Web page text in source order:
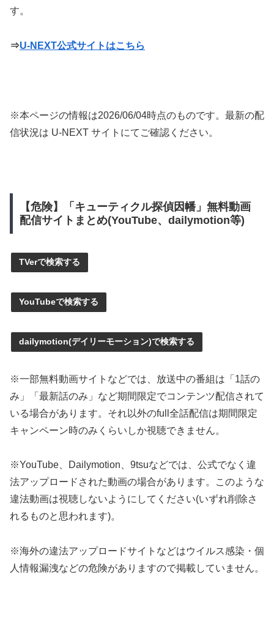
す。
⇒U-NEXT公式サイトはこちら
※本ページの情報は2026/06/04時点のものです。最新の配
信状況は U-NEXT サイトにてご確認ください。
【危険】「キューティクル探偵因幡」無料動画
配信サイトまとめ(YouTube、dailymotion等)
TVerで検索する
YouTubeで検索する
dailymotion(デイリーモーション)で検索する
※一部無料動画サイトなどでは、放送中の番組は「1話の
み」「最新話のみ」など期間限定でコンテンツ配信されて
いる場合があります。それ以外のfull全話配信は期間限定
キャンペーン時のみくらいしか視聴できません。
※YouTube、Dailymotion、9tsuなどでは、公式でなく違
法アップロードされた動画の場合があります。このような
違法動画は視聴しないようにしてください(いずれ削除さ
れるものと思われます)。
※海外の違法アップロードサイトなどはウイルス感染・個
人情報漏洩などの危険がありますので掲載していません。